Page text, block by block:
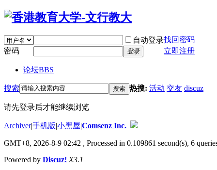
自动登录找回密码
密码
登录 立即注册
论坛BBS
搜索 搜索 热搜: 活动 交友 discuz
请先登录后才能继续浏览
Archiver|手机版|小黑屋|Comsenz Inc.
GMT+8, 2026-8-9 02:42 , Processed in 0.109861 second(s), 6
Powered by Discuz! X3.1